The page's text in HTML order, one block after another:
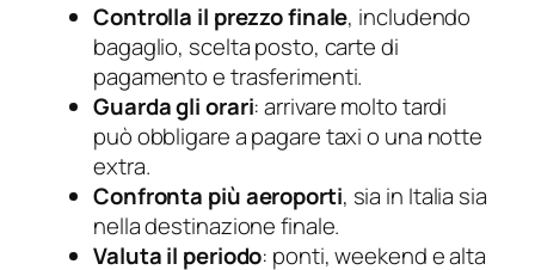
Controlla il prezzo finale, includendo
bagaglio, scelta posto, carte di
pagamento e trasferimenti.
Guarda gli orari: arrivare molto tardi
può obbligare a pagare taxi o una notte
extra.
Confronta più aeroporti, sia in Italia sia
nella destinazione finale.
Valuta il periodo: ponti, weekend e alta